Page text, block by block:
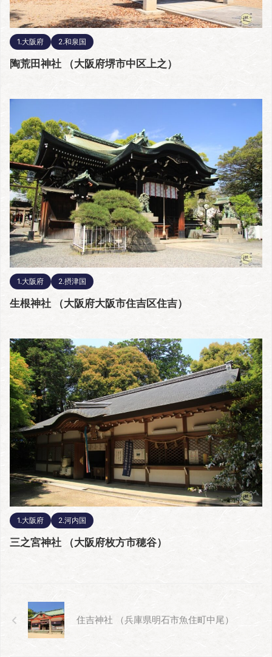
1.大阪府 2.和泉国
陶荒田神社 （大阪府堺市中区上之）
1.大阪府 2.摂津国
生根神社 （大阪府大阪市住吉区住吉）
1.大阪府 2.河内国
三之宮神社 （大阪府枚方市穂谷）
住吉神社 （兵庫県明石市魚住町中尾）